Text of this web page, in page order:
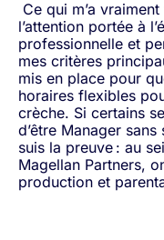
Ce qui m’a
l’attention portée à
professionnelle et
mes critères
mis en place pour
horaires flexibles
crèche. Si certains
d’être Manager
suis la preuve : au
Magellan Partners,
production et